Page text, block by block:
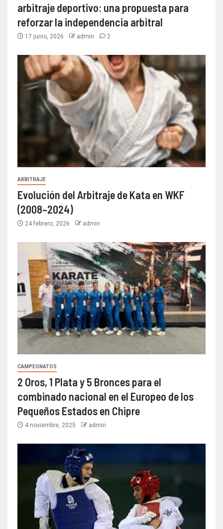
arbitraje deportivo: una propuesta para
reforzar la independencia arbitral
17 junio, 2026 admin 2
ARBITRAJE
Evolución del Arbitraje de Kata en WKF
(2008–2024)
24 febrero, 2026 admin
CAMPEONATOS
2 Oros, 1 Plata y 5 Bronces para el
combinado nacional en el Europeo de los
Pequeños Estados en Chipre
4 noviembre, 2025 admin